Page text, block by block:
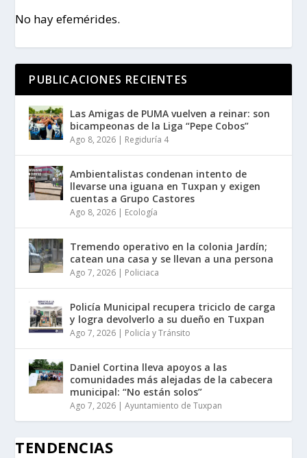
No hay efemérides.
PUBLICACIONES RECIENTES
Las Amigas de PUMA vuelven a reinar: son
bicampeonas de la Liga “Pepe Cobos”
Ago 8, 2026 | Regiduría 4
Ambientalistas condenan intento de
llevarse una iguana en Tuxpan y exigen
cuentas a Grupo Castores
Ago 8, 2026 | Ecología
Tremendo operativo en la colonia Jardín;
catean una casa y se llevan a una persona
Ago 7, 2026 | Policiaca
Policía Municipal recupera triciclo de carga
y logra devolverlo a su dueño en Tuxpan
Ago 7, 2026 | Policía y Tránsito
Daniel Cortina lleva apoyos a las
comunidades más alejadas de la cabecera
municipal: “No están solos”
Ago 7, 2026 |Ayuntamiento de Tuxpan
TENDENCIAS